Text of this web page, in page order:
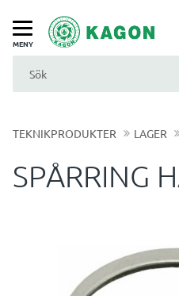
Meny
TEKNIKPRODUKTER LAGER
SPÅRRING